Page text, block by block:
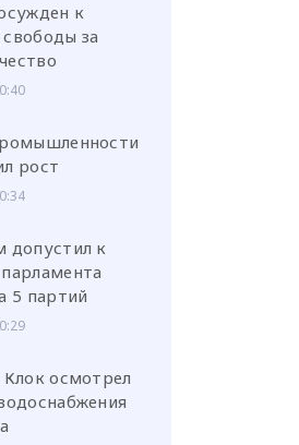
к
за
рост
допустил к
5 партий
Клок осмотрел